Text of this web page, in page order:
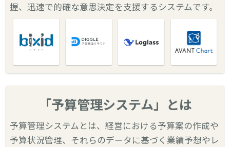
握、迅速で的確な意思決定を支援するシステムです。
「予算管理システム」とは
予算管理システムとは、経営における予算案の作成や
予算状況管理、それらのデータに基づく業績予想やレ